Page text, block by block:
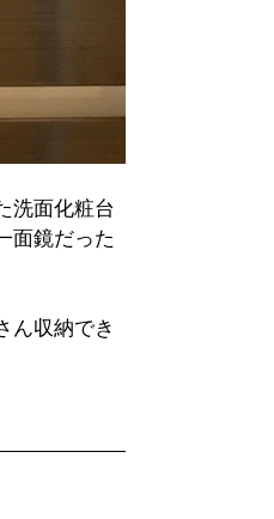
洗面化粧台
面鏡だった
ん収納でき